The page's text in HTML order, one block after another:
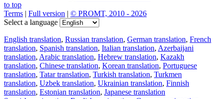
to top
Terms | Full version | © PROMT, 2010 - 2026
Select a language
English translation, Russian translation, German translation, French
translation, Spanish translation, Italian translation, Azerbaijani
translation, Arabic translation, Hebrew translation, Kazakh
translation, Chinese translation, Korean translation, Portuguese
translation, Tatar translation, Turkish translation, Turkmen
translation, Uzbek translation, Ukrainian translation, Finnish
translation, Estonian translation, Japanese translation